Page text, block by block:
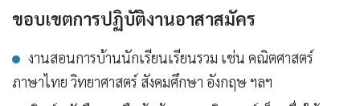
ขอบเขตการปฏิบัติงานอาสาสมัคร
งานสอนการบ้านนักเรียนเรียนรวม เช่น คณิตศาสตร์
ภาษาไทย วิทยาศาสตร์ สังคมศึกษา อังกฤษ ฯลฯ